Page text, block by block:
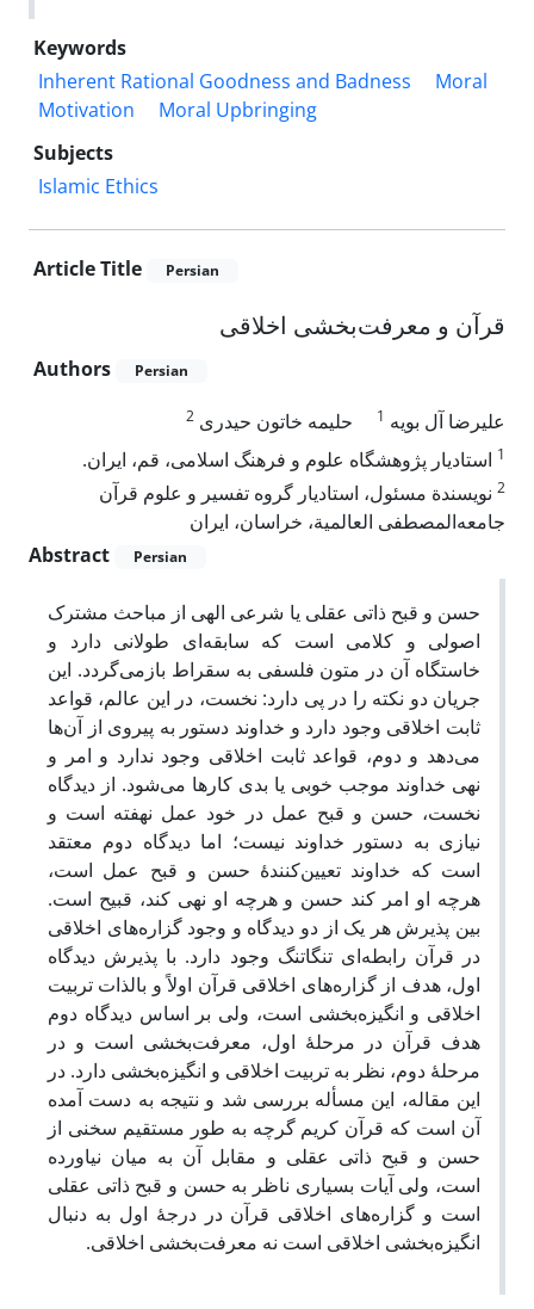
Keywords
Inherent Rational Goodness and Badness
Moral
Motivation
Moral Upbringing
Subjects
Islamic Ethics
Article Title Persian
قرآن و معرفت‌بخشی اخلاقی
Authors Persian
علیرضا آل بویه 1 حلیمه خاتون حیدری 2
1 استادیار پژوهشگاه علوم و فرهنگ اسلامی، قم، ایران.
2 نویسندة مسئول، استادیار گروه تفسیر و علوم قرآن
جامعه‌المصطفی العالمیة، خراسان، ایران
Abstract
Persian
حسن و قبح ذاتی عقلی یا شرعی الهی از مباحث مشترک
اصولی و کلامی است که سابقه‌ای طولانی دارد و
خاستگاه آن در متون فلسفی به سقراط بازمی‌گردد. این
جریان دو نکته را در پی دارد: نخست، در این عالم، قواعد
ثابت اخلاقی وجود دارد و خداوند دستور به پیروی از آن‌ها
می‌دهد و دوم، قواعد ثابت اخلاقی وجود ندارد و امر و
نهی خداوند موجب خوبی یا بدی کارها می‌شود. از دیدگاه
نخست، حسن و قبح عمل در خود عمل نهفته است و
نیازی به دستور خداوند نیست؛ اما دیدگاه دوم معتقد
است که خداوند تعیین‌‌کنندۀ حسن و قبح عمل است،
هرچه او امر کند حسن و هرچه او نهی کند، قبیح است.
بین پذیرش هر یک از دو دیدگاه و وجود گزاره‌های اخلاقی
در قرآن رابطه‌ای تنگاتنگ وجود دارد. با پذیرش دیدگاه
اول، هدف از گزاره‌های اخلاقی قرآن اولاً و بالذات تربیت
اخلاقی و انگیزه‌بخشی است، ولی بر اساس دیدگاه دوم
هدف قرآن در مرحلۀ اول، معرفت‌بخشی است و در
مرحلۀ دوم، نظر به تربیت اخلاقی و انگیزه‌بخشی دارد. در
این مقاله، این مسأله بررسی شد­ و نتیجه به دست آمده
آن است که قرآن کریم گرچه به ­طور مستقیم سخنی از
حسن و قبح ذاتی عقلی و مقابل آن به میان نیاورده
است‌، ولی آیات بسیاری ناظر به حسن و قبح ذاتی عقلی
است و گزاره‌های اخلاقی قرآن در درجۀ اول به دنبال
انگیزه‌بخشی اخلاقی است نه معرفت‌بخشی اخلاقی.